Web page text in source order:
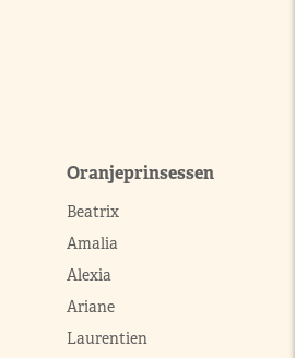
Oranjeprinsessen
Beatrix
Amalia
Alexia
Ariane
Laurentien